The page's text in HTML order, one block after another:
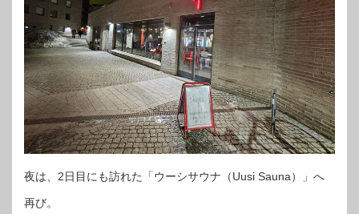
夜は、2日目にも訪れた「ウーシサウナ（Uusi Sauna）」へ
再び。